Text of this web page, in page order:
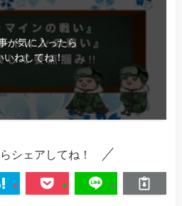
が気に入ったら
いねしてね！
シェアしてね！